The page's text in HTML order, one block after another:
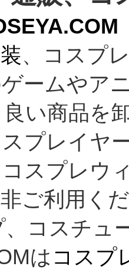
、コスプ
ームやア
い商品を
プレイヤ
スプレウ
ご利用く
、コスチュ
は コスプ